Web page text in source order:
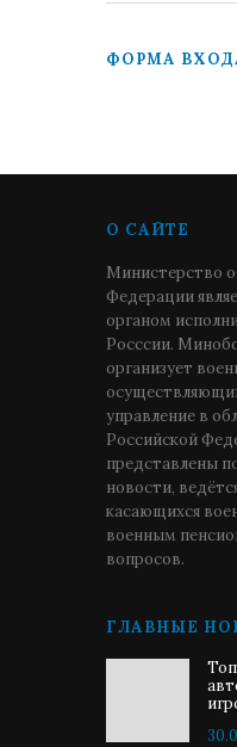
ФОРМА
О САЙТЕ
Министерство
Федерации
органом
Росссии.
организует
управление в
Российской
представлены
новости,
касающихся
военным
вопросов.
ГЛАВНЫЕ